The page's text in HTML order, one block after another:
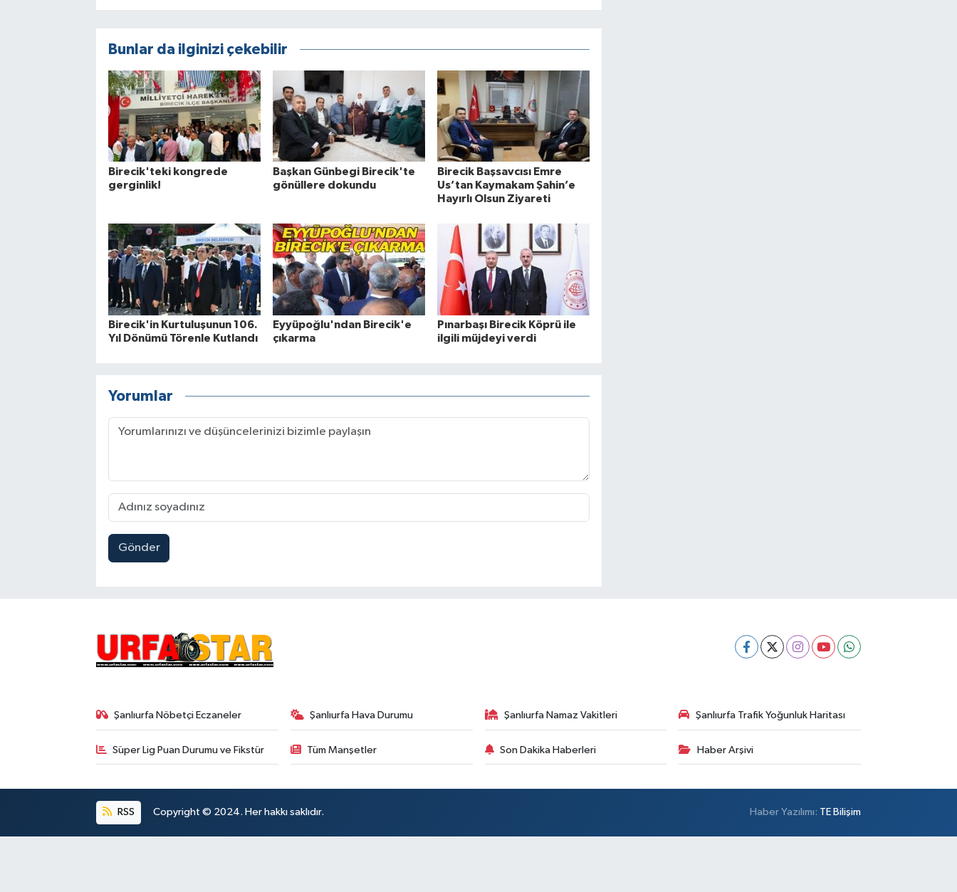
Bunlar da ilginizi çekebilir
Birecik'teki kongrede
gerginlik!
Başkan Günbegi Birecik'te
gönüllere dokundu
Birecik Başsavcısı Emre
Us’tan Kaymakam Şahin’e
Hayırlı Olsun Ziyareti
Birecik'in Kurtuluşunun 106.
Yıl Dönümü Törenle Kutlandı
Eyyüpoğlu'ndan Birecik'e
çıkarma
Pınarbaşı Birecik Köprü ile
ilgili müjdeyi verdi
Yorumlar
Gönder
Şanlıurfa Nöbetçi Eczaneler Şanlıurfa Hava Durumu Şanlıurfa Namaz Vakitleri Şanlıurfa Trafik Yoğunluk Haritası
Süper Lig Puan Durumu ve Fikstür Tüm Manşetler Son Dakika Haberleri Haber Arşivi
RSS Copyright © 2024. Her hakkı saklıdır. Haber Yazılımı: TE Bilişim